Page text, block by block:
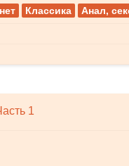
Классика Анал,
1